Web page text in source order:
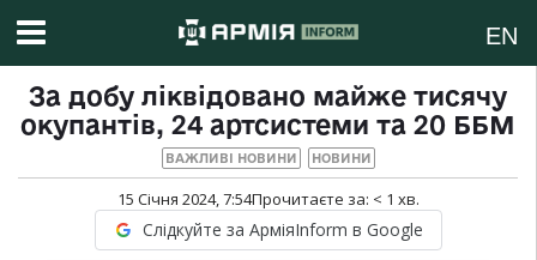
EN
За добу ліквідовано майже тисячу
окупантів, 24 артсистеми та 20 ББМ
ВАЖЛИВІ НОВИНИ НОВИНИ
15 Січня 2024, 7:54Прочитаєте за: < 1 хв.
Слідкуйте за АрміяInform в Google